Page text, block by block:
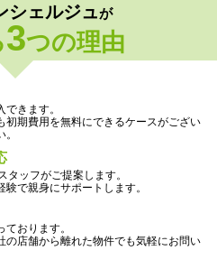
シェルジュが
3つの理由
きます。
初期費用を無料にできるケースがござい
ッフがご提案します。
で親身にサポートします。
おります。
の店舗から離れた物件でも気軽にお問い